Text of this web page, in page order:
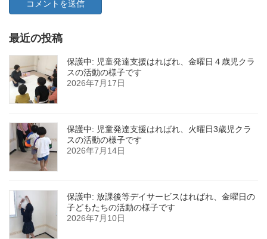
最近の投稿
保護中: 児童発達支援はればれ、金曜日４歳児クラ
スの活動の様子です
2026年7月17日
保護中: 児童発達支援はればれ、火曜日3歳児クラ
スの活動の様子です
2026年7月14日
保護中: 放課後等デイサービスはればれ、金曜日の
子どもたちの活動の様子です
2026年7月10日